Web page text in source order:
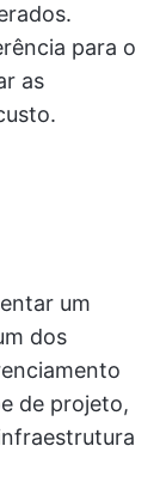
para o
as
um
dos
de projeto,